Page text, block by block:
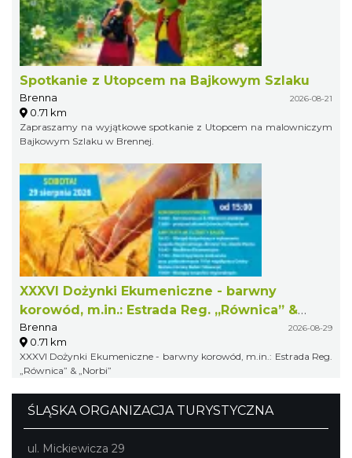
Spotkanie z Utopcem na Bajkowym Szlaku
Brenna 2026-08-21
0.71 km
Zapraszamy na wyjątkowe spotkanie z Utopcem na malowniczym
Bajkowym Szlaku w Brennej.
XXXVI Dożynki Ekumeniczne - barwny
korowód, m.in.: Estrada Reg. „Równica” &
„Norbi”
Brenna 2026-08-29
0.71 km
XXXVI Dożynki Ekumeniczne - barwny korowód, m.in.: Estrada Reg.
„Równica” & „Norbi”
ŚLĄSKA ORGANIZACJA TURYSTYCZNA
ul. Mickiewicza 29